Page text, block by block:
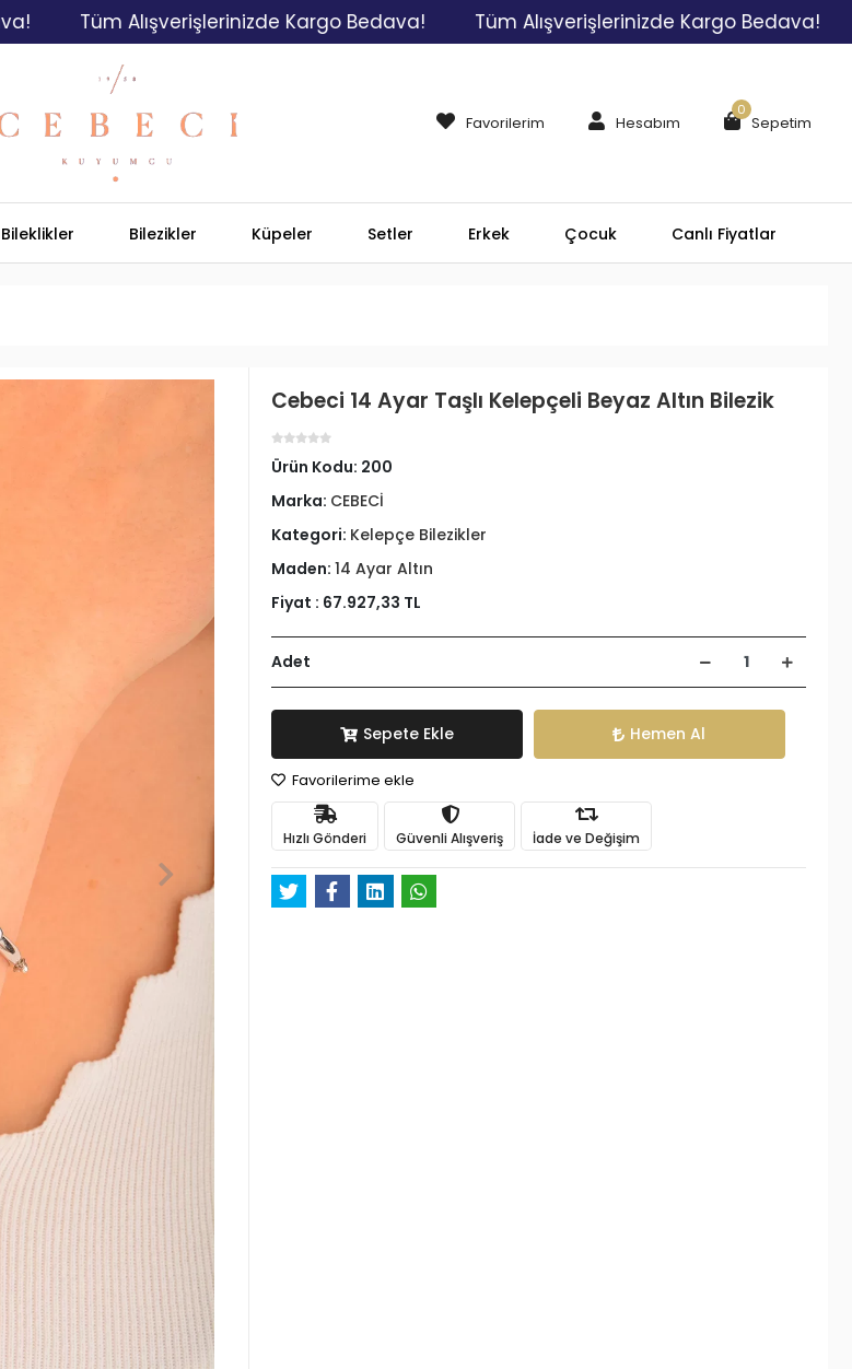
Tüm Alışverişlerinizde Kargo Bedava! Tüm Alışverişlerinizde Kargo Bedava! Tüm
Favorilerim Hesabım Sepetim
0
Bileklikler Bilezikler Küpeler Setler Erkek Çocuk Canlı Fiyatlar
Cebeci 14 Ayar Taşlı Kelepçeli Beyaz Altın Bilezik
Ürün Kodu: 200
Marka: CEBECİ
Kategori: Kelepçe Bilezikler
Maden: 14 Ayar Altın
Fiyat : 67.927,33 TL
Adet
Sepete Ekle Hemen Al
Favorilerime ekle
Hızlı Gönderi Güvenli Alışveriş İade ve Değişim